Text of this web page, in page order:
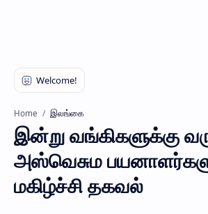
Home இலங்கை
இன்று வங்கிகளுக்கு
அஸ்வெசும
மகிழ்ச்சி தகவல்